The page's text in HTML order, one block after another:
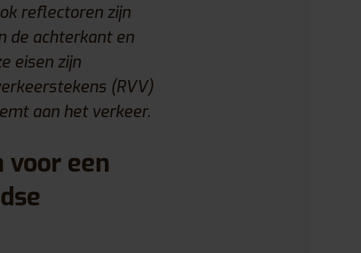
reflectoren zijn
de achterkant en
eisen zijn
(RVV)
aan het verkeer.
een